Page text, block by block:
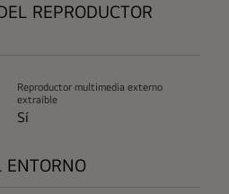
REPRODUCTOR
Reproductor multimedia externo
extraíble
Sí
ENTORNO